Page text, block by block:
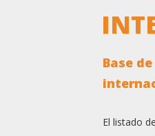
navegación
Base
El listado